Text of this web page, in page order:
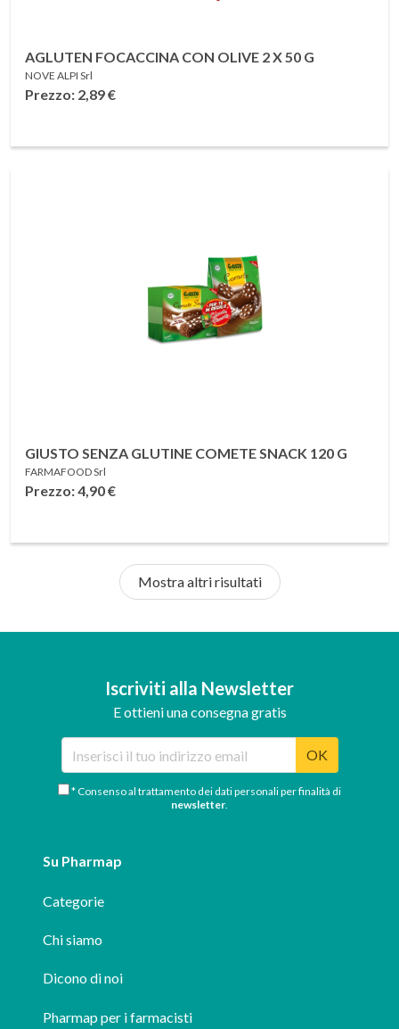
AGLUTEN FOCACCINA CON OLIVE 2 X 50 G
NOVE ALPI Srl
Prezzo: 2,89€
GIUSTO SENZA GLUTINE COMETE SNACK 120 G
FARMAFOOD Srl
Prezzo: 4,90€
Mostra altri risultati
Iscriviti alla Newsletter
E ottieni una consegna gratis
OK
* Consenso al trattamento dei dati personali per finalità di
newsletter.
Su Pharmap
Categorie
Chi siamo
Dicono di noi
Pharmap per i farmacisti